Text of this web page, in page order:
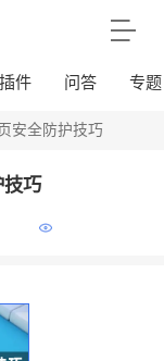
插件 问答 专题
安全防护技巧
巧